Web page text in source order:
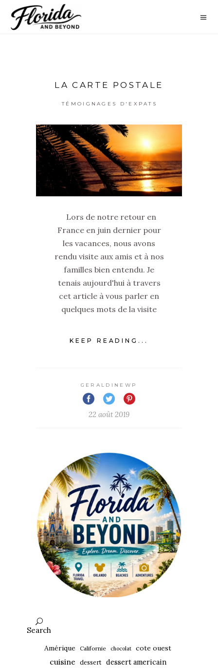
LA CARTE POSTALE
TÉMOIGNAGES D'EXPATS
Lors de notre retour en
France en juin dernier pour
les vacances, nous avons
rendu visite aux amis et à nos
familles bien entendu. Je
tenais aujourd'hui à travers
cet article à vous parler en
quelques mots de la visite
KEEP READING...
GERALDINEWP
22 août 2019
Search
Amérique Californie chocolat cote ouest
cuisine dessert dessert americain